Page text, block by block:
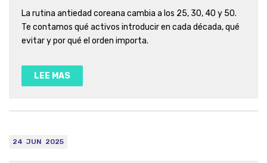
La rutina antiedad coreana cambia a los 25, 30, 40 y 50.
Te contamos qué activos introducir en cada década, qué
evitar y por qué el orden importa.
LEE MAS
24 JUN 2025